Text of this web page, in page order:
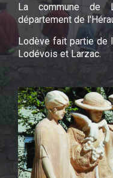
La commune de
département de
Lodève fait partie de
Lodévois et Larzac.